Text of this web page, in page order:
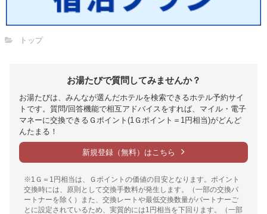
トップ
お湯たびで質問してみませんか？
お湯たびは、みんなが選んだホテルを検索できるホテル予約サイ
トです。質問/回答機能で相互アドバイスをすれば、マイル・電子
マネーに交換できるＧポイント(1Ｇポイント＝1円相当)がどんど
んたまる！
新規登録（無料）はこちら
※1Ｇ＝1円相当は、Ｇポイントの価値の目安となります。ポイント
交換時には、原則として交換手数料が発生します。（一部の交換パ
ートナーを除く）また、交換レートや最低交換数量がパートナーご
とに設定されているため、実質的には1円相当を下回ります。（一部